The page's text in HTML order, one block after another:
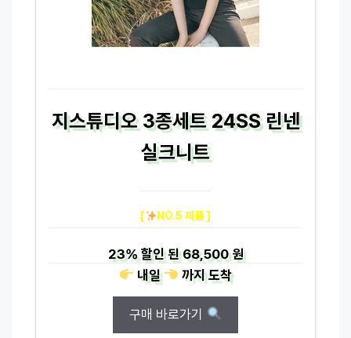
지스튜디오 3종세트 24SS 린넨
실크니트
[ NO.5 제품 ]
23%할인 된68,500 원
내일
까지도착
구매 바로가기